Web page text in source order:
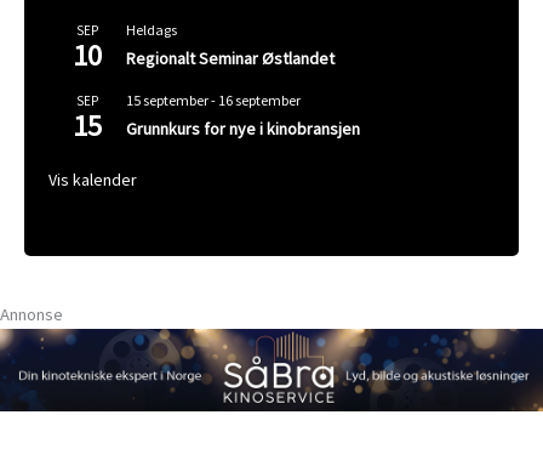
SEP
10
Heldags
Regionalt Seminar Østlandet
SEP
15
15 september- 16 september
Grunnkurs for nye i kinobransjen
Vis kalender
Annonse